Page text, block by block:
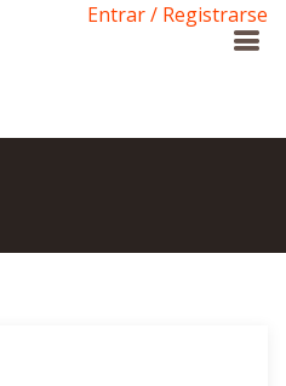
Entrar / Registrarse